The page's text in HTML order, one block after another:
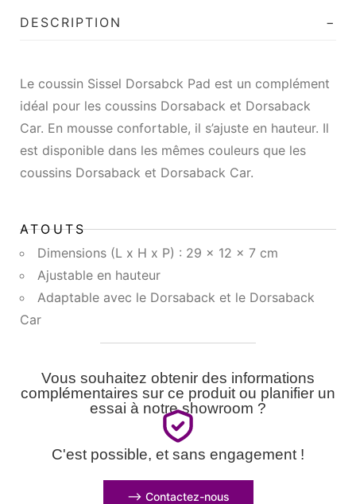
DESCRIPTION
Le coussin Sissel Dorsabck Pad est un complément
idéal pour les coussins Dorsaback et Dorsaback
Car. En mousse confortable, il s’ajuste en hauteur. Il
est disponible dans les mêmes couleurs que les
coussins Dorsaback et Dorsaback Car.
ATOUTS
Dimensions (L x H x P) : 29 x 12 x 7 cm
Ajustable en hauteur
Adaptable avec le Dorsaback et le Dorsaback
Car
Vous souhaitez obtenir des informations
complémentaires sur ce produit ou planifier un
essai à notre showroom ?
C'est possible, et sans engagement !
⟶ Contactez-nous